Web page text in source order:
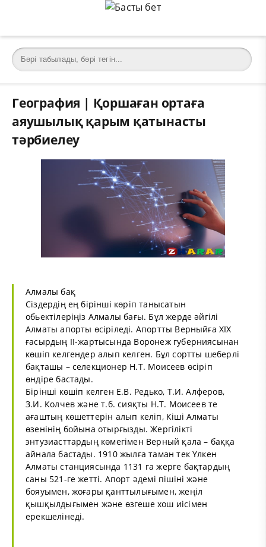
География | Қоршаған ортаға
аяушылық қарым қатынасты
тәрбиелеу
Алмалы бақ
Сіздердің ең бірінші көріп танысатын
обьектілеріңіз Алмалы бағы. Бұл жерде әйгілі
Алматы апорты өсіріледі. Апортты Верныйға ХІХ
ғасырдың ІІ-жартысында Воронеж губерниясынан
көшіп келгендер алып келген. Бұл сортты шеберлі
бақташы – селекционер Н.Т. Моисеев өсіріп
өндіре бастады.
Бірінші көшіп келген Е.В. Редько, Т.И. Алферов,
З.И. Колчев және т.б. сияқты Н.Т. Моисеев те
ағаштың көшеттерін алып келіп, Кіші Алматы
өзенінің бойына отырғызды. Жергілікті
энтузиасттардың көмегімен Верный қала – баққа
айнала бастады. 1910 жылға таман тек Үлкен
Алматы станциясында 1131 га жерге бақтардың
саны 521-ге жетті. Апорт әдемі пішіні және
бояуымен, жоғары қанттылығымен, жеңіл
қышқылдығымен және өзгеше хош иісімен
ерекшелінеді.